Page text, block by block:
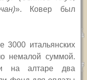
». Ковер был
3000 итальянских
немалой суммой.
на алтаре два